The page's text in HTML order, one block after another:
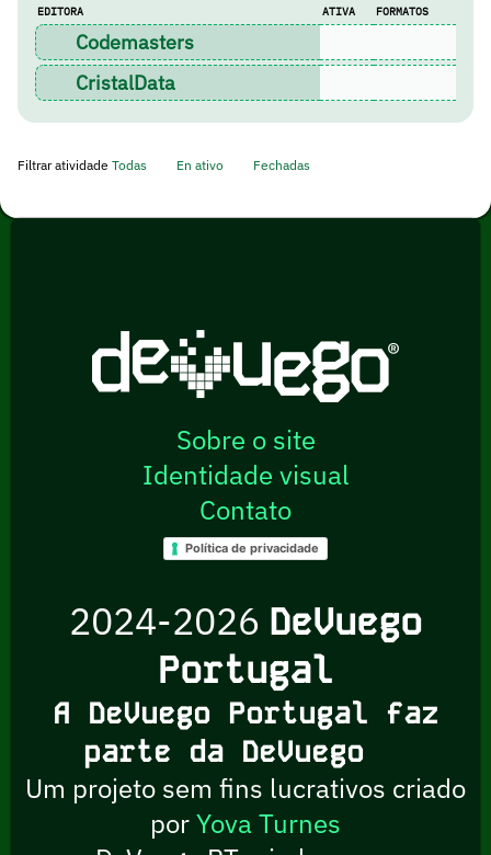
EDITORA ATIVA FORMATOS
Codemasters
CristalData
Filtrar atividade Todas En ativo Fechadas
Sobre o site
Identidade visual
Contato
Política de privacidade
2024-2026 DeVuego
Portugal
A DeVuego Portugal faz
parte da DeVuego
Um projeto sem fins lucrativos criado
porYova Turnes